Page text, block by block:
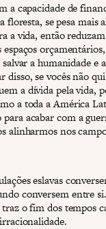
a capacidade de
floresta, se pesa mais
a vida, então
a humanidade e
disso, se vocês não
a dívida pela vida,
a toda a América
acabar com a
alinharmos nos
eslavas
conversem entre
o fim dos tempos